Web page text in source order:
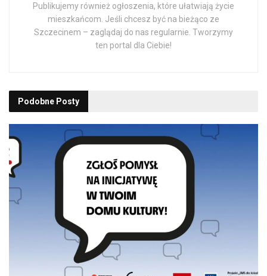
Publikujemy również ogłoszenia, które ułatwiają życie
mieszkańcom. Jeśli chcesz być na bieżąco ze
Szczecinem – zaglądaj do nas regularnie. Tworzymy
ten portal dla Ciebie!
Podobne Posty